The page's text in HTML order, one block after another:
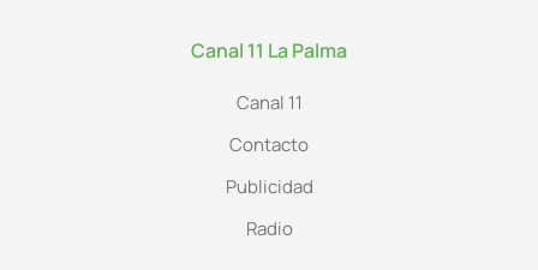
Canal 11 La Palma
Canal 11
Contacto
Publicidad
Radio